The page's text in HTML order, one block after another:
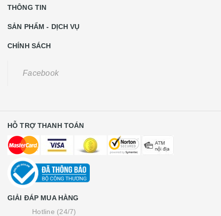
THÔNG TIN
SẢN PHẨM - DỊCH VỤ
CHÍNH SÁCH
Facebook
HỖ TRỢ THANH TOÁN
GIẢI ĐÁP MUA HÀNG
Hotline (24/7)